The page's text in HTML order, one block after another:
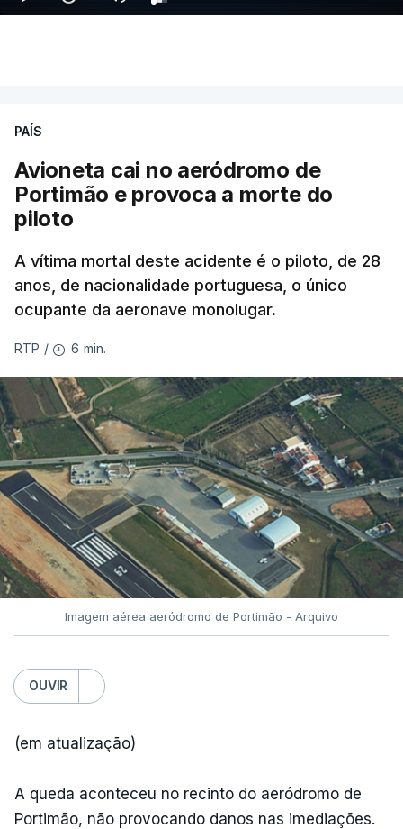
PAÍS
Avioneta cai no aeródromo de
Portimão e provoca a morte do
piloto
A vítima mortal deste acidente é o piloto, de 28
anos, de nacionalidade portuguesa, o único
ocupante da aeronave monolugar.
RTP / 6 min.
Imagem aérea aeródromo de Portimão - Arquivo
OUVIR
(em atualização)
A queda aconteceu no recinto do aeródromo de
Portimão, não provocando danos nas imediações.